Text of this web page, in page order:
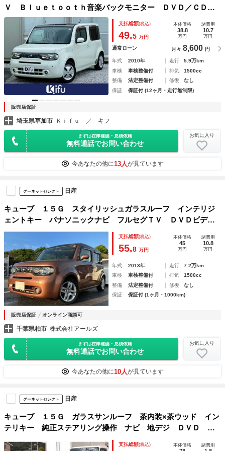
Ｖ Ｂｌｕｅｔｏｏｔｈ音楽バックモニター ＤＶＤ／ＣＤ再
生 ＥＴＣ コーナーセンサー インテリジェントキー プッ
シュスタート オートエアコン１年走行距離無制限保証付
支払総額(税込)
49.5 万円
本体価格
38.8
万円
諸費用
10.7
万円
通常ローン 月々 8,600 円
年式 2010年 走行
5.9万km
車検
車検整備付 排気
1500cc
整備
法定整備付 修復
なし
保証
保証付 (12ヶ月・走行無制限)
販売店保証
埼玉県草加市 Ｋｉｆｕ ／ キフ
まずは在庫確認・見積依頼
無料通話でお問い合わせ
お気に入り
今あなたの他に13人が見ています
グーネットセレクト 日産
キューブ １５Ｇ スタイリッシュガラスルーフ インテリジ
ェントキー パナソニックナビ フルセグＴＶ ＤＶＤビデオ
再生 Ｂｌｕｅｔｏｏｔｈ Ｂｌｕｅｔｏｏｔｈ
支払総額(税込)
55.8 万円
本体価格
45
万円
諸費用
10.8
万円
年式 2013年 走行
7.2万km
車検
車検整備付 排気
1500cc
整備
法定整備付 修復
なし
保証
保証付 (1ヶ月・1000km)
販売店保証 オンライン商談可
千葉県柏市 株式会社アールズ
まずは在庫確認・見積依頼
無料通話でお問い合わせ
お気に入り
今あなたの他に10人が見ています
グーネットセレクト 日産
キューブ １５Ｇ ガラスサンルーフ 茶内装×茶ウッド イン
テリキー 純正ステアリング操作 ナビ 地デジ ＤＶＤ 純
正バックカメラ ＥＴＣ カーテンエアバック ウッドパネ
支払総額(税込) 本体価格 諸費用